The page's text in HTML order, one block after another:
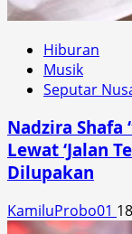
Hiburan
Musik
Seputar
Nadzira Shafa
Lewat ‘Jalan
Dilupakan
KamiluProbo01